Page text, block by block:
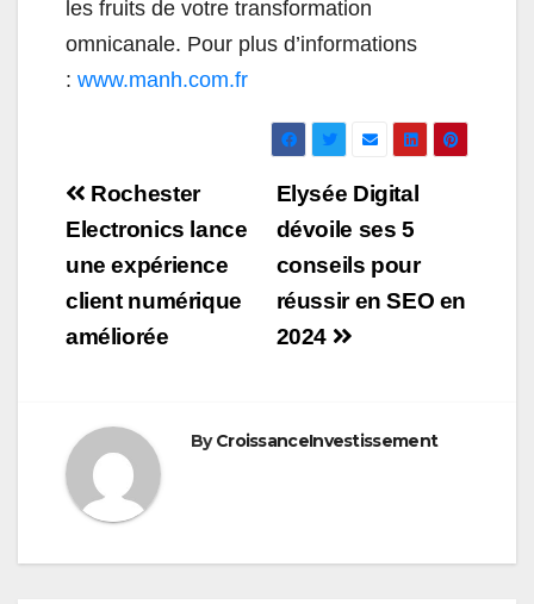
les fruits de votre transformation
omnicanale. Pour plus d’informations
: www.manh.com.fr
Navigation
de
l’article
Elysée Digital
dévoile ses 5
conseils pour
réussir en SEO en
2024
Rochester
Electronics lance
une expérience
client numérique
améliorée
ByCroissanceInvestissement